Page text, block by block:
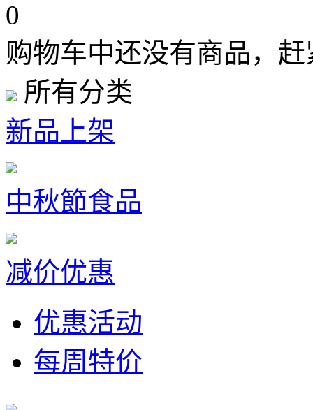
0
购物车中还没有商品，
所有分类
新品上架
中秋節食品
减价优惠
优惠活动
每周特价